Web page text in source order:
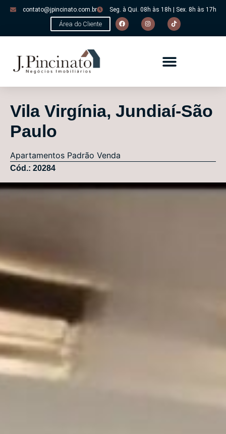
contato@jpincinato.com.br Seg. à Qui. 08h às 18h | Sex. 8h às 17h
Área do Cliente
Vila Virgínia, Jundiaí-São
Paulo
Apartamentos Padrão Venda
Cód.: 20284